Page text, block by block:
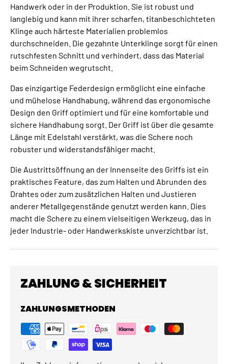
Handwerk oder in der Produktion. Sie ist robust und
langlebig und kann mit ihrer scharfen, titanbeschichteten
Klinge auch härteste Materialien problemlos
durchschneiden. Die gezahnte Unterklinge sorgt für einen
rutschfesten Schnitt und verhindert, dass das Material
beim Schneiden wegrutscht.
Das einzigartige Federdesign ermöglicht eine einfache
und mühelose Handhabung, während das ergonomische
Design den Griff optimiert und für eine komfortable und
sichere Handhabung sorgt. Der Griff ist über die gesamte
Länge mit Edelstahl verstärkt, was die Schere noch
robuster und widerstandsfähiger macht.
Die Austrittsöffnung an der Innenseite des Griffs ist ein
praktisches Feature, das zum Halten und Abrunden des
Drahtes oder zum zusätzlichen Halten und Justieren
anderer Metallgegenstände genutzt werden kann. Dies
macht die Schere zu einem vielseitigen Werkzeug, das in
jeder Industrie- oder Handwerkskiste unverzichtbar ist.
ZAHLUNG & SICHERHEIT
ZAHLUNGSMETHODEN